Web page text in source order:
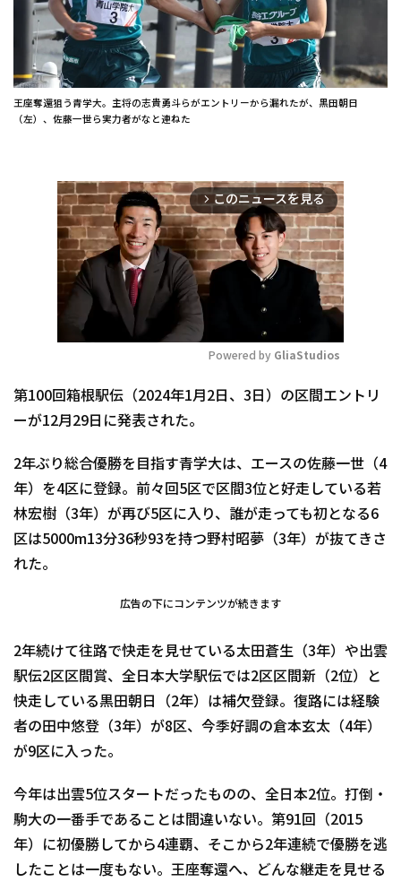
王座奪還狙う青学大。主将の志貴勇斗らがエントリーから漏れたが、黒田朝日
（左）、佐藤一世ら実力者がなと連ねた
arrow_forward_ios このニュースを見る
Mute
Powered by GliaStudios
第100回箱根駅伝（2024年1月2日、3日）の区間エントリ
ーが12月29日に発表された。
2年ぶり総合優勝を目指す青学大は、エースの佐藤一世（4
年）を4区に登録。前々回5区で区間3位と好走している若
林宏樹（3年）が再び5区に入り、誰が走っても初となる6
区は5000m13分36秒93を持つ野村昭夢（3年）が抜てきさ
れた。
広告の下にコンテンツが続きます
2年続けて往路で快走を見せている太田蒼生（3年）や出雲
駅伝2区区間賞、全日本大学駅伝では2区区間新（2位）と
快走している黒田朝日（2年）は補欠登録。復路には経験
者の田中悠登（3年）が8区、今季好調の倉本玄太（4年）
が9区に入った。
今年は出雲5位スタートだったものの、全日本2位。打倒・
駒大の一番手であることは間違いない。第91回（2015
年）に初優勝してから4連覇、そこから2年連続で優勝を逃
したことは一度もない。王座奪還へ、どんな継走を見せる